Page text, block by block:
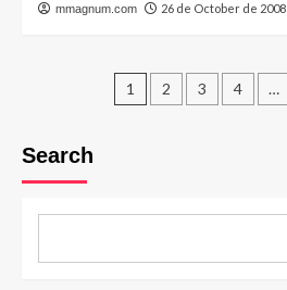
mmagnum.com 26 de October de 2008
Posts
1 2 3 4 …
Search